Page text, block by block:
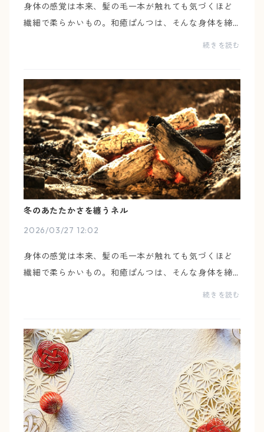
身体の感覚は本来、髪の毛一本が触れても気づくほど
繊細で柔らかいもの。和癒ぱんつは、そんな身体を締
続きを読む
冬のあたたかさを纏うネル
2026/03/27 12:02
身体の感覚は本来、髪の毛一本が触れても気づくほど
繊細で柔らかいもの。和癒ぱんつは、そんな身体を締
め付けず、気配のように寄り添う下着です。身体の変
続きを読む